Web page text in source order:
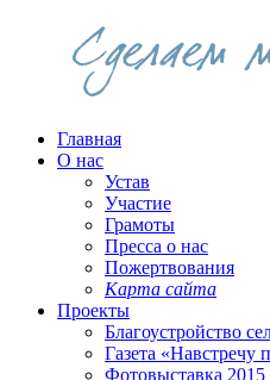
Главная
О нас
Устав
Участие
Грамоты
Пресса о нас
Пожертвования
Карта сайта
Проекты
Благоустройство
Газета «Навстречу
Фотовыставка 2015